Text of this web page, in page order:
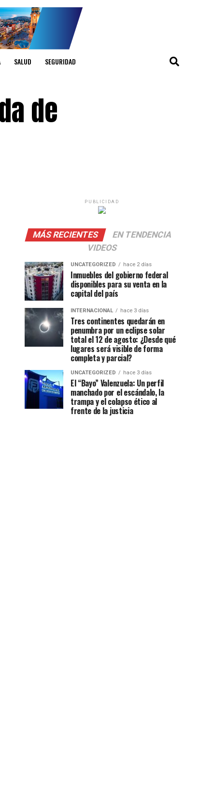
SALUD SEGURIDAD
de
PUBLICIDAD
MÁS RECIENTES
EN TENDENCIA
VIDEOS
UNCATEGORIZED hace 2 días
Inmuebles del gobierno federal
disponibles para su venta en la
capital del país
INTERNACIONAL hace 3 días
Tres continentes quedarán en
penumbra por un eclipse solar
total el 12 de agosto: ¿Desde qué
lugares será visible de forma
completa y parcial?
UNCATEGORIZED hace 3 días
El “Bayo” Valenzuela: Un perfil
manchado por el escándalo, la
trampa y el colapso ético al
frente de la justicia